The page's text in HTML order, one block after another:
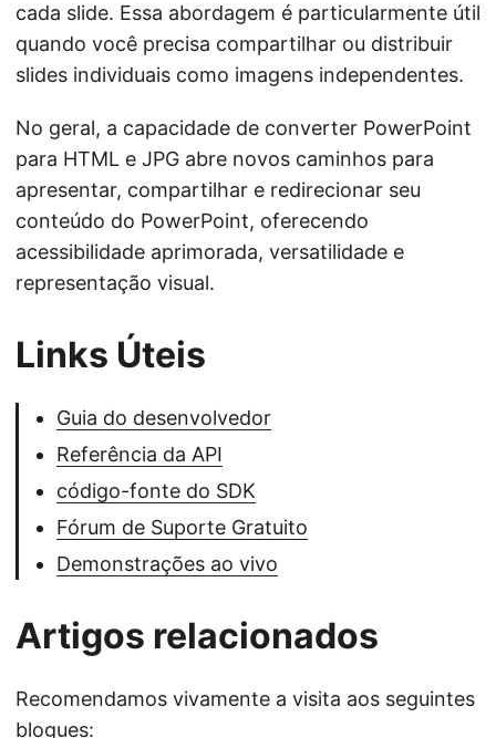
cada slide. Essa abordagem é particularmente útil
quando você precisa compartilhar ou distribuir
slides individuais como imagens independentes.
No geral, a capacidade de converter PowerPoint
para HTML e JPG abre novos caminhos para
apresentar, compartilhar e redirecionar seu
conteúdo do PowerPoint, oferecendo
acessibilidade aprimorada, versatilidade e
representação visual.
Links Úteis
Guia do desenvolvedor
Referência da API
código-fonte do SDK
Fórum de Suporte Gratuito
Demonstrações ao vivo
Artigos relacionados
Recomendamos vivamente a visita aos seguintes
blogues: